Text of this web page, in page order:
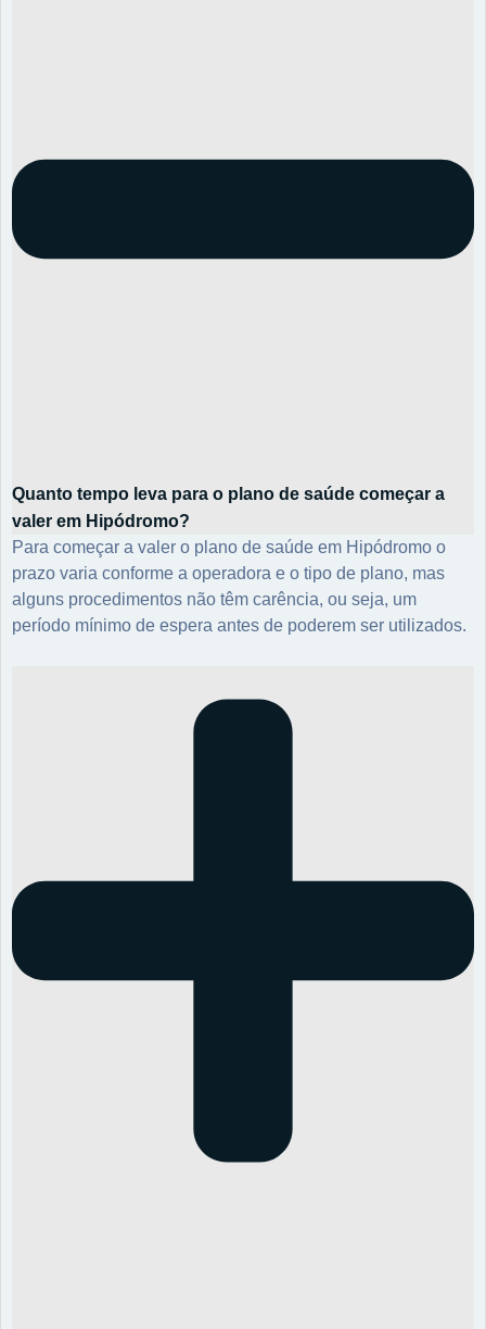
Quanto tempo leva para o plano de saúde começar a
valer em Hipódromo?
Para começar a valer o plano de saúde em Hipódromo o
prazo varia conforme a operadora e o tipo de plano, mas
alguns procedimentos não têm carência, ou seja, um
período mínimo de espera antes de poderem ser utilizados.